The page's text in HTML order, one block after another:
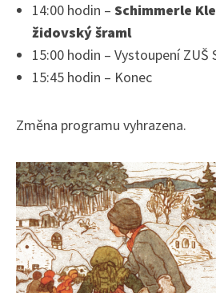
14:00 hodin – Schimmerle
židovský šraml
15:00 hodin – Vystoupení ZUŠ
15:45 hodin – Konec
Změna programu vyhrazena.